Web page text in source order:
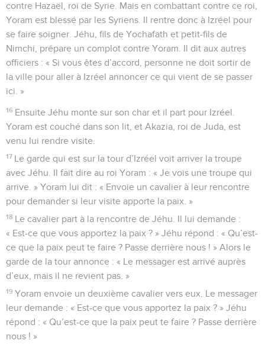
contre Hazaël, roi de Syrie. Mais en combattant contre ce roi,
Yoram est blessé par les Syriens. Il rentre donc à Izréel pour
se faire soigner. Jéhu, fils de Yochafath et petit-fils de
Nimchi, prépare un complot contre Yoram. Il dit aux autres
officiers : « Si vous êtes d’accord, personne ne doit sortir de
la ville pour aller à Izréel annoncer ce qui vient de se passer
ici. »
16 Ensuite Jéhu monte sur son char et il part pour Izréel.
Yoram est couché dans son lit, et Akazia, roi de Juda, est
venu lui rendre visite.
17 Le garde qui est sur la tour d’Izréel voit arriver la troupe
avec Jéhu. Il fait dire au roi Yoram : « Je vois une troupe qui
arrive. » Yoram lui dit : « Envoie un cavalier à leur rencontre
pour demander si leur visite apporte la paix. »
18 Le cavalier part à la rencontre de Jéhu. Il lui demande :
« Est-ce que vous apportez la paix ? » Jéhu répond : « Qu’est-
ce que la paix peut te faire ? Passe derrière nous ! » Alors le
garde de la tour annonce : « Le messager est arrivé auprès
d’eux, mais il ne revient pas. »
19 Yoram envoie un deuxième cavalier vers eux. Le messager
leur demande : « Est-ce que vous apportez la paix ? » Jéhu
répond : « Qu’est-ce que la paix peut te faire ? Passe derrière
nous ! »